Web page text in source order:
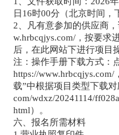
日16时00分（北京时间，
2、凡有意参加的供应商
w.hrbcqjys.com/，按要求
后，在此网站下进行项目
注：操作手册下载方式：
https://
载”中根据项目类型下载
com/wdxz/20241114/
html）。
六、报名所需材料